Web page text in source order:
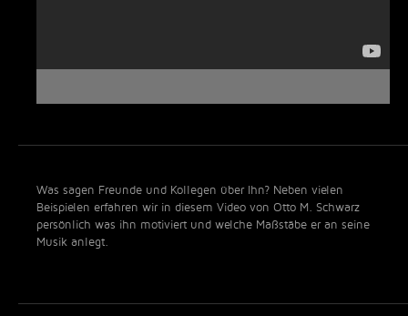
Was sagen Freunde und Kollegen über Ihn? Neben vielen
Beispielen erfahren wir in diesem Video von Otto M. Schwarz
persönlich was ihn motiviert und welche Maßstäbe er an seine
Musik anlegt.